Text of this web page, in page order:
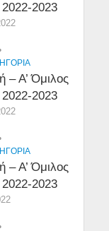
2022-2023
– Α’ Όμιλος
2022-2023
– Α’ Όμιλος
2022-2023